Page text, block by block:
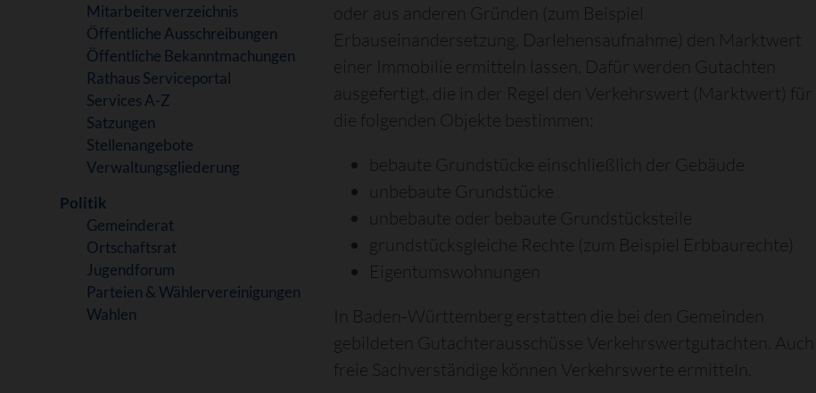
Mitarbeiterverzeichnis
Öffentliche Ausschreibungen
Öffentliche Bekanntmachungen
Rathaus Serviceportal
Services A-Z
Satzungen
Stellenangebote
Verwaltungsgliederung
Politik
Gemeinderat
Ortschaftsrat
Jugendforum
Parteien & Wählervereinigungen
Wahlen
oder aus anderen Gründen (zum Beispiel
Erbauseinandersetzung, Darlehensaufnahme) den Marktwert
einer Immobilie ermitteln lassen. Dafür werden Gutachten
ausgefertigt, die in der Regel den Verkehrswert (Marktwert) für
die folgenden Objekte bestimmen:
bebaute Grundstücke einschließlich der Gebäude
unbebaute Grundstücke
unbebaute oder bebaute Grundstücksteile
grundstücksgleiche Rechte (zum Beispiel Erbbaurechte)
Eigentumswohnungen
In Baden-Württemberg erstatten die bei den Gemeinden
gebildeten Gutachterausschüsse Verkehrswertgutachten. Auch
freie Sachverständige können Verkehrswerte ermitteln.